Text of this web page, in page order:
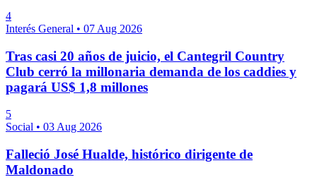
4
Interés General • 07 Aug 2026
Tras casi 20 años de juicio, el Cantegril Country
Club cerró la millonaria demanda de los caddies y
pagará US$ 1,8 millones
5
Social • 03 Aug 2026
Falleció José Hualde, histórico dirigente de
Maldonado